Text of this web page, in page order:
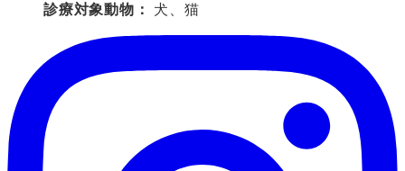
診療対象動物：
犬、猫